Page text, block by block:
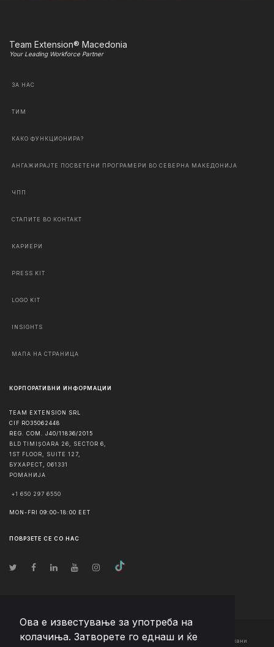
Ова е известување за употреба на
колачиња. Затворете го еднаш и ќе
Team Extension® Macedonia
Your Leading Workforce Partner
ЗА НАС
ТИМ
КАКО ФУНКЦИОНИРА?
АНГАЖИРАЈТЕ ПОСВЕТЕНИ ПРОГРАМЕРИ ВО СЕВЕРНА МАКЕДОНИЈА
ЧПП
СТАПИТЕ ВО КОНТАКТ
КАРИЕРИ
PRESS KIT
LOGO KIT
INSIGHTS
МАПА НА СТРАНИЦА
КОРПОРАТИВНИ ИНФОРМАЦИИ
TEAM EXTENSION SRL
CIF RO35062448
REG. COM. J40/11836/2015
BLD TIMIȘOARA 26, SECTOR 6,
1ST FLOOR, SUITE 127,
БУХАРЕСТ
061331
РОМАНИЈА
+1 650 297 6550
MON-FRI 09:00-18:00 EET
ПОВРЗЕТЕ СЕ СО НАС
© Авторско право2026 Team Extension Macedonia - Сите права задржани